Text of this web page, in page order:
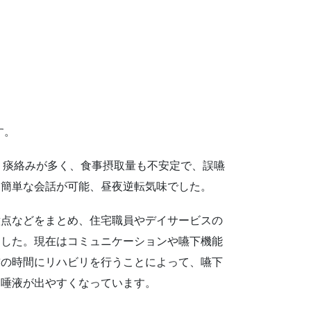
絡みが多く、食事摂取量も不安定で、誤嚥
単な会話が可能、昼夜逆転気味でした。
などをまとめ、住宅職員やデイサービスの
た。現在はコミュニケーションや嚥下機能
時間にリハビリを行うことによって、嚥下
液が出やすくなっています。